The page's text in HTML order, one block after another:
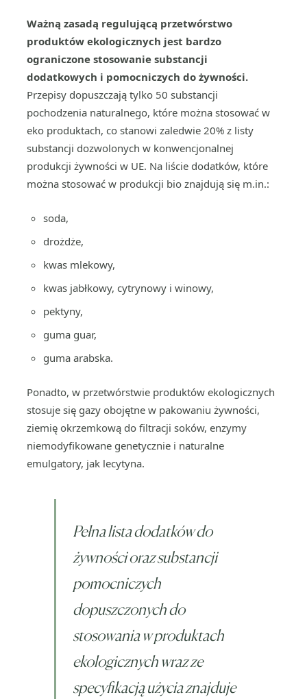
Ważną zasadą regulującą przetwórstwo
produktów ekologicznych jest bardzo
ograniczone stosowanie substancji
dodatkowych i pomocniczych do żywności.
Przepisy dopuszczają tylko 50 substancji
pochodzenia naturalnego, które można stosować w
eko produktach, co stanowi zaledwie 20% z listy
substancji dozwolonych w konwencjonalnej
produkcji żywności w UE. Na liście dodatków, które
można stosować w produkcji bio znajdują się m.in.:
soda,
drożdże,
kwas mlekowy,
kwas jabłkowy, cytrynowy i winowy,
pektyny,
guma guar,
guma arabska.
Ponadto, w przetwórstwie produktów ekologicznych
stosuje się gazy obojętne w pakowaniu żywności,
ziemię okrzemkową do filtracji soków, enzymy
niemodyfikowane genetycznie i naturalne
emulgatory, jak lecytyna.
Pełna lista dodatków do
żywności oraz substancji
pomocniczych
dopuszczonych do
stosowania w produktach
ekologicznych wraz ze
specyfikacją użycia znajduje